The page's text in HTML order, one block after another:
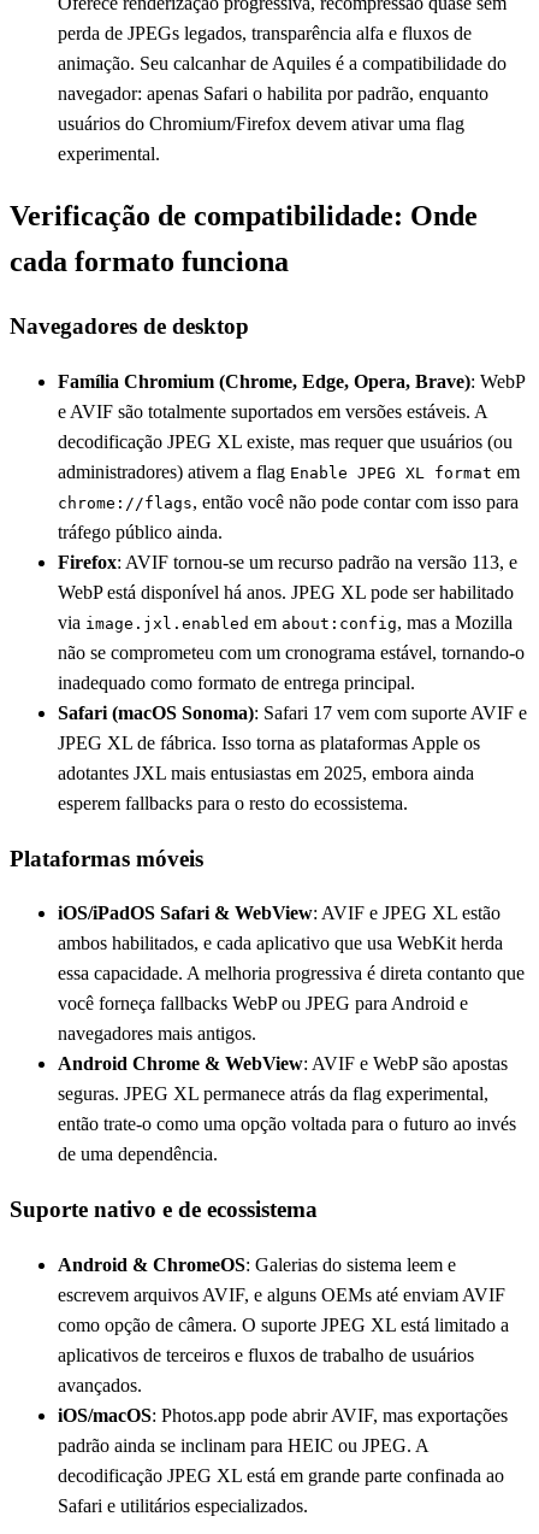
perda de JPEGs legados, transparência alfa e fluxos de
animação. Seu calcanhar de Aquiles é a compatibilidade do
navegador: apenas Safari o habilita por padrão, enquanto
usuários do Chromium/Firefox devem ativar uma flag
experimental.
Verificação de compatibilidade: Onde
cada formato funciona
Navegadores de desktop
Família Chromium (Chrome, Edge, Opera, Brave): WebP
e AVIF são totalmente suportados em versões estáveis. A
decodificação JPEG XL existe, mas requer que usuários (ou
administradores) ativem a flag Enable JPEG XL format em
chrome://flags, então você não pode contar com isso para
tráfego público ainda.
Firefox: AVIF tornou-se um recurso padrão na versão 113, e
WebP está disponível há anos. JPEG XL pode ser habilitado
via image.jxl.enabled em about:config, mas a Mozilla
não se comprometeu com um cronograma estável, tornando-o
inadequado como formato de entrega principal.
Safari (macOS Sonoma): Safari 17 vem com suporte AVIF e
JPEG XL de fábrica. Isso torna as plataformas Apple os
adotantes JXL mais entusiastas em 2025, embora ainda
esperem fallbacks para o resto do ecossistema.
Plataformas móveis
iOS/iPadOS Safari & WebView: AVIF e JPEG XL estão
ambos habilitados, e cada aplicativo que usa WebKit herda
essa capacidade. A melhoria progressiva é direta contanto que
você forneça fallbacks WebP ou JPEG para Android e
navegadores mais antigos.
Android Chrome & WebView: AVIF e WebP são apostas
seguras. JPEG XL permanece atrás da flag experimental,
então trate-o como uma opção voltada para o futuro ao invés
de uma dependência.
Suporte nativo e de ecossistema
Android & ChromeOS: Galerias do sistema leem e
escrevem arquivos AVIF, e alguns OEMs até enviam AVIF
como opção de câmera. O suporte JPEG XL está limitado a
aplicativos de terceiros e fluxos de trabalho de usuários
avançados.
iOS/macOS: Photos.app pode abrir AVIF, mas exportações
padrão ainda se inclinam para HEIC ou JPEG. A
decodificação JPEG XL está em grande parte confinada ao
Safari e utilitários especializados.